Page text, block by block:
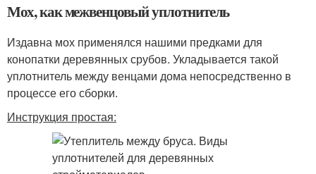
Мох, как межвенцовый уплотнитель
Издавна мох применялся нашими предками для
конопатки деревянных срубов. Укладывается такой
уплотнитель между венцами дома непосредственно в
процессе его сборки.
Инструкция простая: